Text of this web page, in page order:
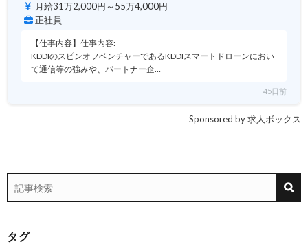
月給31万2,000円～55万4,000円
正社員
【仕事内容】仕事内容:
KDDIのスピンオフベンチャーであるKDDIスマートドローンにおい
て通信等の強みや、パートナー企…
45日前
Sponsored by 求人ボックス
タグ